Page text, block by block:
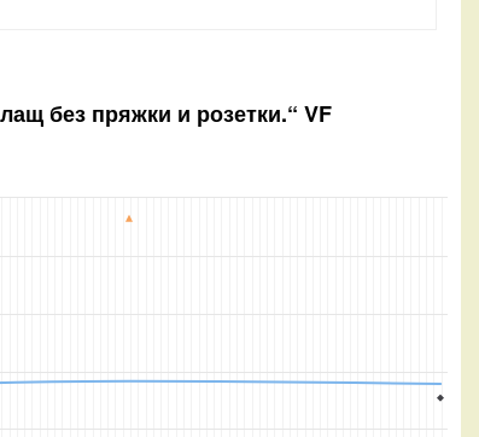
без пряжки и розетки.“ VF